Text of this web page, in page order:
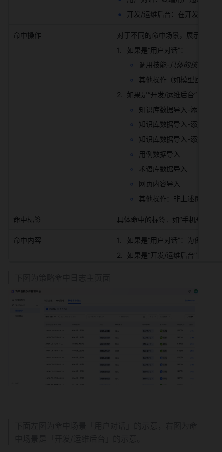
开发/运维后台：在开发后台
命中操作
对于不同的命中场景，展示命中
如果是“用户对话”：
调用技能-具体的技能名称
其他操作（如模型回复等
如果是“开发/运维后台”，展
知识库数据导入-添加本地
知识库数据导入-添加数据
知识库数据导入-添加分析
用例数据导入
术语库数据导入
网页内容导入
其他操作：非上述覆盖场
命中标签 具体命中的标签，如“手机号”等
命中内容
如果是“用户对话”：为保护用
如果是“开发/运维后台”：将